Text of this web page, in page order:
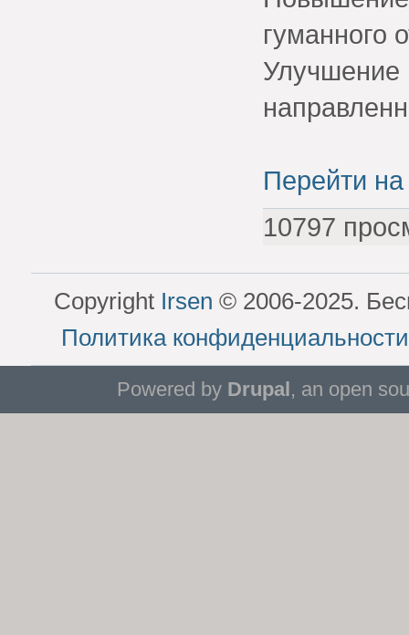
гуманного
Перейти
10797
Copyright Irsen © 2006-2025.
Политика
Powered by Drupal, an open